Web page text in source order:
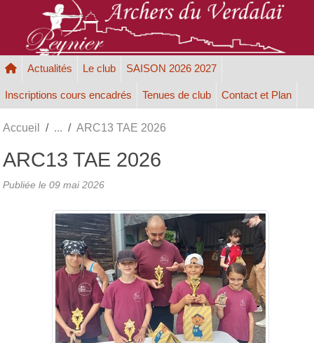
Actualités Le club SAISON 2026 2027
Inscriptions cours encadrés Tenues de club Contact et Plan
Accueil ARC13 TAE 2026
ARC13 TAE 2026
Publiée le 09 mai 2026
Panneau de gestion des cookies